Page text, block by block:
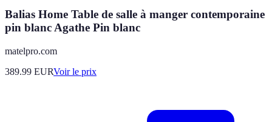
Balias Home Table de salle à manger contemporaine
pin blanc Agathe Pin blanc
matelpro.com
389.99 EURVoir le prix